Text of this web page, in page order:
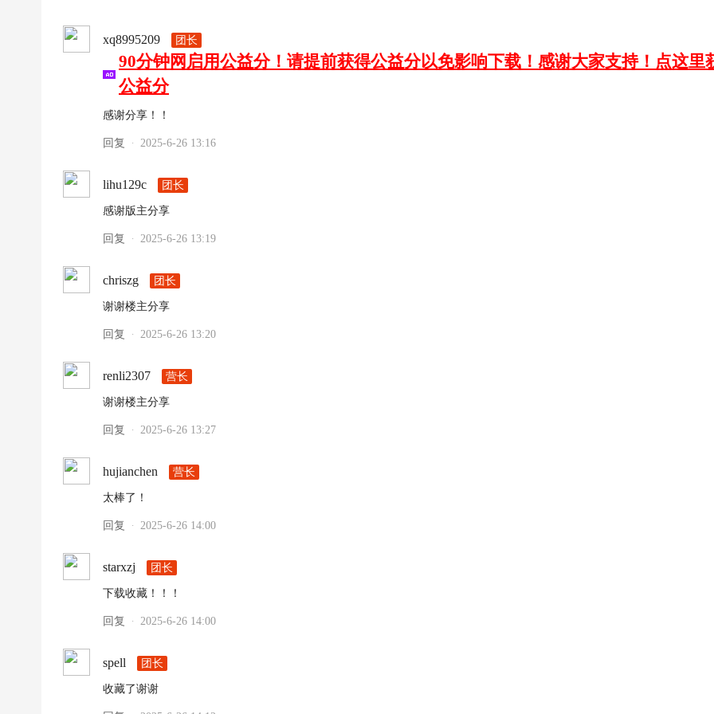
xq8995209 团长
90分钟网启用公益分！请提前获得公益分以免影响下载！感谢大家支持！点这里
公益分
感谢分享！！
回复 · 2025-6-26 13:16
lihu129c 团长
感谢版主分享
回复 · 2025-6-26 13:19
chriszg 团长
谢谢楼主分享
回复 · 2025-6-26 13:20
renli2307 营长
谢谢楼主分享
回复 · 2025-6-26 13:27
hujianchen 营长
太棒了！
回复 · 2025-6-26 14:00
starxzj 团长
下载收藏！！！
回复 · 2025-6-26 14:00
spell 团长
收藏了谢谢